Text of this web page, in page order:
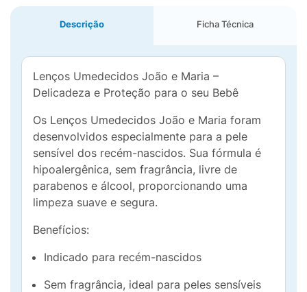
Descrição Ficha Técnica
Lenços Umedecidos João e Maria –
Delicadeza e Proteção para o seu Bebê
Os Lenços Umedecidos João e Maria foram
desenvolvidos especialmente para a pele
sensível dos recém-nascidos. Sua fórmula é
hipoalergênica, sem fragrância, livre de
parabenos e álcool, proporcionando uma
limpeza suave e segura.
Benefícios:
Indicado para recém-nascidos
Sem fragrância, ideal para peles sensíveis